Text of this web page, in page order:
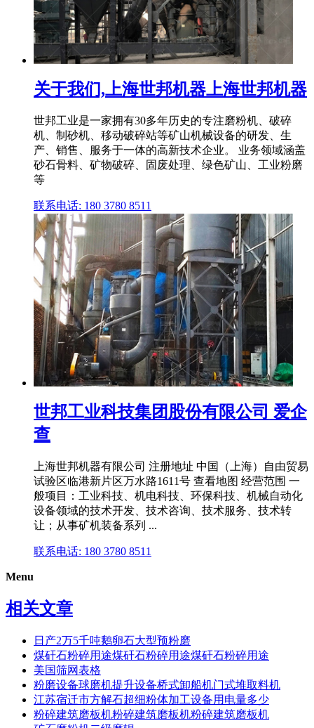
关于我们,上海世邦机器上海世邦机器
世邦工业是一家拥有30多年历史的专注磨粉机、破碎
机、制砂机、移动破碎站等矿山机械设备的研发、生
产、销售、服务于一体的高新技术企业。 业务领域涵盖
砂石骨料、矿物破碎、固废处理、绿色矿山、工业粉磨
等
联系电话: 180 3780 8511
世邦工业科技集团股份有限公司 爱企
查
上海世邦机器有限公司 注册地址 中国（上海）自由贸易
试验区临港新片区万水路1611号 查看地图 经营范围 一
般项目：工业科技、机电科技、环保科技、机械自动化
设备领域的技术开发、技术咨询、技术服务、技术转
让；从事矿机装备系列 ...
联系电话: 180 3780 8511
Menu
相关文章
日产2万5千吨鹅卵石大型预粉磨
煤矸石粉碎用途煤矸石粉碎用途煤矸石粉碎用途
美国筛网表格
粉磨设备球磨机提升设备桥式卸船机门式堆取料机
江苏宿迁市方解石超细粉体加工设备用电量多少
粉碎建筑磨板机粉碎建筑磨板机粉碎建筑磨板机